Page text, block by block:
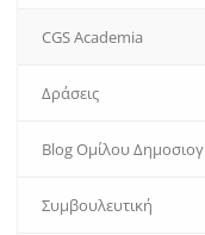
CGS Academia
Δράσεις
Blog Ομίλου
Συμβουλευτική